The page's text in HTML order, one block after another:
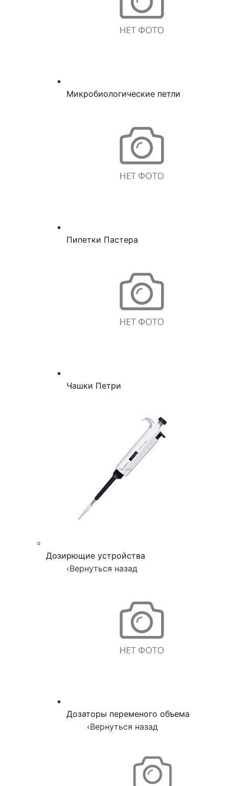
Микробиологические петли
Пипетки Пастера
Чашки Петри
Дозирющие устройства
‹Вернуться назад
Дозаторы переменого объема
‹Вернуться назад